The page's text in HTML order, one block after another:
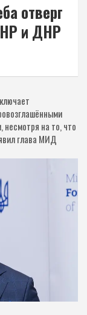
отверг
и ДНР
на то, что
глава МИД